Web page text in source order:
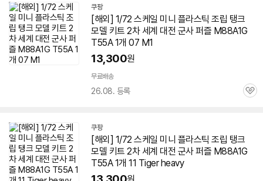
쿠팡
[해외] 1/72 스케일 미니 플라스틱 조립 탱크
모델 키트 2차 세계 대전 군사 퍼즐 M88A1G
T55A 1개 07 M1
13,300원
무료배송
26.08. 등록
관
쿠팡
[해외] 1/72 스케일 미니 플라스틱 조립 탱크
모델 키트 2차 세계 대전 군사 퍼즐 M88A1G
T55A 1개 11 Tiger heavy